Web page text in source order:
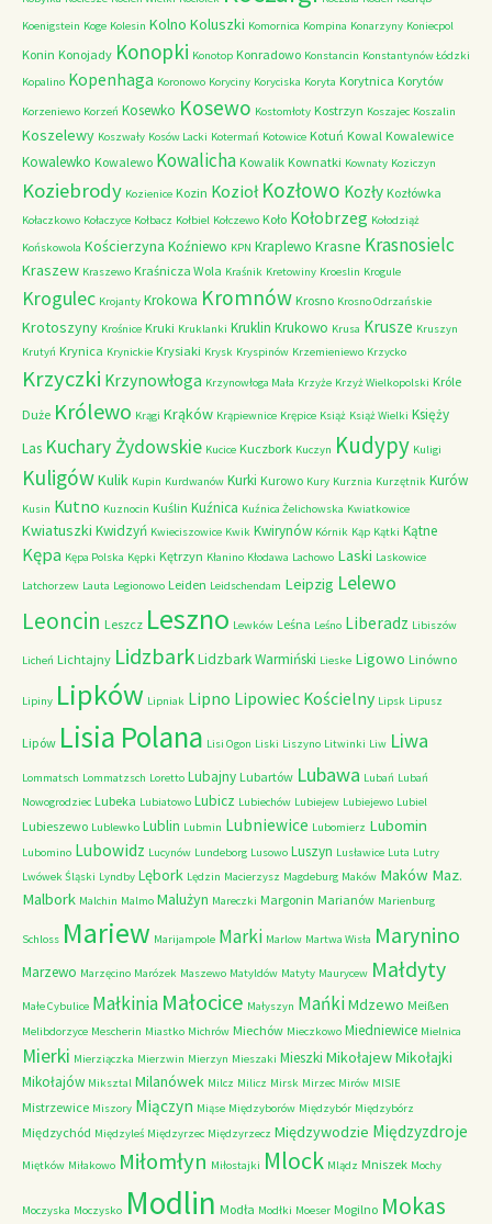
Koenigstein Koge Kolesin Kolno Koluszki Komornica Kompina Konarzyny Koniecpol
Konin Konojady Konopki Konotop Konradowo Konstancin Konstantynów Łódzki
Kopalino Kopenhaga Koronowo Koryciny Koryciska Koryta Korytnica Korytów
Korzeniewo Korzeń Kosewko Kosewo Kostomłoty Kostrzyn Koszajec Koszalin
Koszelewy Koszwały Kosów Lacki Kotermań Kotowice Kotuń Kowal Kowalewice
Kowalewko Kowalewo Kowalicha Kowalik Kownatki Kownaty Koziczyn
Koziebrody Kozienice Kozin Kozioł Kozłowo Kozły Kozłówka
Kołaczkowo Kołaczyce Kołbacz Kołbiel Kołczewo Koło Kołobrzeg Kołodziąż
Końskowola Kościerzyna Koźniewo KPN Kraplewo Krasne Krasnosielc
Kraszew Kraszewo Kraśnicza Wola Kraśnik Kretowiny Kroeslin Krogule
Krogulec Krojanty Krokowa Kromnów Krosno Krosno Odrzańskie
Krotoszyny Krośnice Kruki Kruklanki Kruklin Krukowo Krusa Krusze Kruszyn
Krutyń Krynica Krynickie Krysiaki Krysk Kryspinów Krzemieniewo Krzycko
Krzyczki Krzynowłoga Krzynowłoga Mała Krzyże Krzyż Wielkopolski Króle
Duże Królewo Krągi Krąków Krąpiewnice Krępice Książ Książ Wielki Księży
Las Kuchary Żydowskie Kucice Kuczbork Kuczyn Kudypy Kuligi
KuligówKulik Kupin Kurdwanów Kurki Kurowo Kury Kurznia Kurzętnik Kurów
Kusin Kutno Kuznocin Kuślin Kuźnica Kuźnica Żelichowska Kwiatkowice
Kwiatuszki Kwidzyń Kwieciszowice Kwik Kwirynów Kórnik Kąp Kątki Kątne
Kępa Kępa Polska Kępki Kętrzyn Kłanino Kłodawa Lachowo Laski Laskowice
Latchorzew Lauta Legionowo Leiden Leidschendam Leipzig Lelewo
Leoncin Leszcz Leszno Lewków Leśna Leśno Liberadz Libiszów
Licheń Lichtajny LidzbarkLidzbark Warmiński Lieske Ligowo Linówno
Lipiny Lipków Lipniak Lipno Lipowiec Kościelny Lipsk Lipusz
Lipów Lisia Polana Lisi Ogon Liski Liszyno Litwinki Liw Liwa
Lommatsch Lommatzsch Loretto Lubajny Lubartów Lubawa Lubań Lubań
Nowogrodziec Lubeka Lubiatowo Lubicz Lubiechów Lubiejew Lubiejewo Lubiel
Lubieszewo Lublewko Lublin Lubmin Lubniewice Lubomierz Lubomin
Lubomino Lubowidz Lucynów Lundeborg Lusowo Luszyn Lusławice Luta Lutry
Lwówek Śląski Lyndby Lębork Lędzin Macierzysz Magdeburg Maków Maków Maz.
Malbork Malchin Malmo Malużyn Mareczki Margonin Marianów Marienburg
Schloss Mariew Marijampole Marki Marlow Martwa Wisła Marynino
Marzewo Marzęcino Marózek Maszewo Matyldów Matyty Maurycew Małdyty
Małe Cybulice Małkinia Małocice Małyszyn MańkiMdzewo Meißen
Melibdorzyce Mescherin Miastko Michrów Miechów Mieczkowo Miedniewice Mielnica
Mierki Mierziączka Mierzwin Mierzyn Mieszaki Mieszki MikołajewMikołajki
Mikołajów Miksztal Milanówek Milcz Milicz Mirsk Mirzec Mirów MISIE
Mistrzewice Miszory Miączyn Miąse Międzyborów Międzybór Międzybórz
Międzychód Międzyleś Międzyrzec Międzyrzecz Międzywodzie Międzyzdroje
Miętków Miłakowo Miłomłyn Miłostajki Mlock Mlądz Mniszek Mochy
Moczyska Moczysko Modlin Modła Modłki Moeser Mogilno Mokas